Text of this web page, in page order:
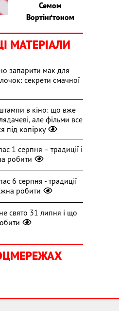
Семом
Вортінґтоном
МАТЕРІАЛИ
запарити мак для
секрети смачної
в кіно: що вже
але фільми все
під копірку
1 серпня – традиції і
робити
6 серпня - традиції
робити
свято 31 липня і що